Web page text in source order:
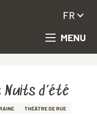
MENU
FR
Nuits d’été
THÉÂTRE DE RUE